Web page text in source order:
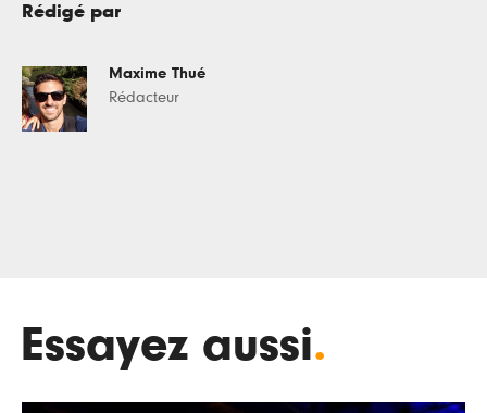
Rédigé par
Maxime Thué
Rédacteur
Essayez aussi.